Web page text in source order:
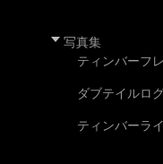
写真集
ティンバーフ
ダブテイルロ
ティンバーラ